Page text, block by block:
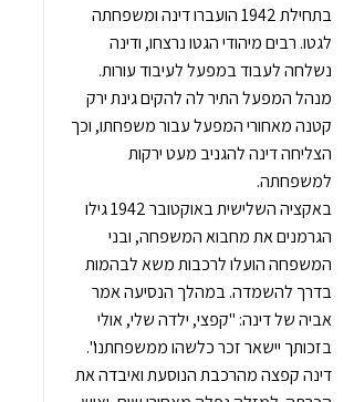
בתחילת 1942 הועברו דינה ומשפחתה
לגטו. רבים מיהודי הגטו נרצחו, ודינה
נשלחה לעבוד במפעל לעיבוד עורות.
מנהל המפעל התיר לה להקים גינת ירק
קטנה מאחורי המפעל עבור משפחתו, וכך
הצליחה דינה להגניב מעט ירקות
למשפחתה.
באקציה השלישית באוקטובר 1942 גילו
הגרמנים את מחבוא המשפחה, ובני
המשפחה הועלו לרכבות משא לבהמות
בדרך להשמדה. במהלך הנסיעה אמר
אביה של דינה: "קפצי, ילדה שלי, אולי
בזכותך יישאר זכר כלשהו ממשפחתנו".
דינה קפצה מהרכבת הנוסעת ואיבדה את